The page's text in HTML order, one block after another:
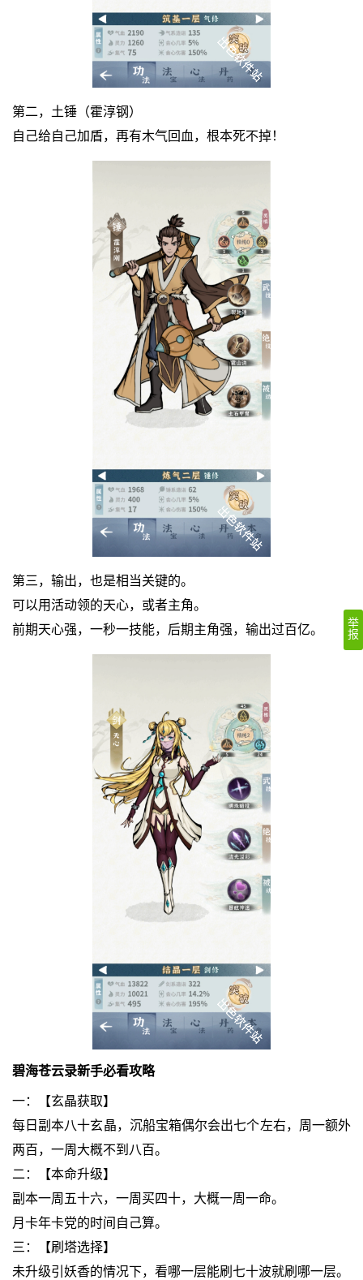
第二，土锤（霍淳钢）
自己给自己加盾，再有木气回血，根本死不掉！
第三，输出，也是相当关键的。
可以用活动领的天心，或者主角。
前期天心强，一秒一技能，后期主角强，输出过百亿。
碧海苍云录新手必看攻略
一：【玄晶获取】
每日副本八十玄晶，沉船宝箱偶尔会出七个左右，周一额外
两百，一周大概不到八百。
二：【本命升级】
副本一周五十六，一周买四十，大概一周一命。
月卡年卡党的时间自己算。
三：【刷塔选择】
未升级引妖香的情况下，看哪一层能刷七十波就刷哪一层。
举
报